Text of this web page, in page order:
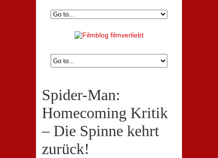
Spider-Man:
Homecoming Kritik
– Die Spinne kehrt
zurück!